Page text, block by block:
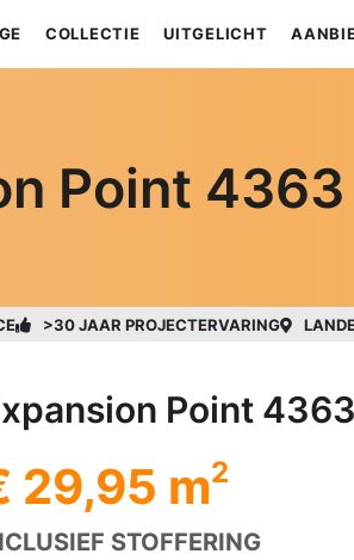
COLLECTIE UITGELICHT
Point 4363
>30 JAAR PROJECTERVARING
Point 4363
29,95 m2
STOFFERING